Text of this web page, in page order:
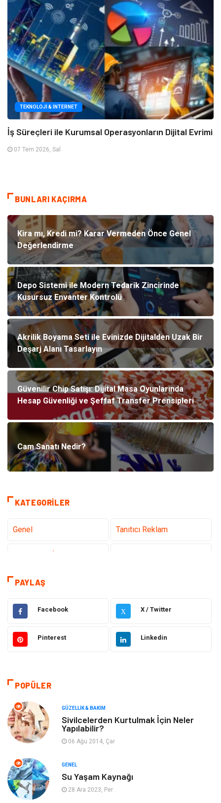
TEKNOLOJI & İNTERNET
İş Süreçleri ile Kurumsal Operasyonların Dijital Evrimi
07 Tem 2026, Sal
BUNLARI KAÇIRMA
Kira mı, Kredi mi? Karar Vermeden Önce Genel
Değerlendirme
Depo Sistemi ile Modern Tedarik Zincirinde
Kusursuz Envanter Kontrolü
Akrilik Boyama Seti ile Evinizde Dijitalden Uzak Bir
Deşarj Alanı Tasarlayın
Güvenilir Chip Satışı: Dijital Masa Oyunlarında
Hesap Güvenliği ve Şeffaf Transfer Prensipleri
Cam Sanatı Nedir?
KATEGORILER
Genel Tanıtıcı Reklam
Eğitim & Kariyer
Gündem Hukuk
Moda Sağlıklı Yaşam
Bilgisayar & Yazılım
Makine
Giyim
Yeme & İçme
Keyif & Hobi Organizasyon
PAYLAŞ
Facebook X X / Twitter
Pinterest Linkedin
POPÜLER
GÜZELLIK & BAKIM
Sivilcelerden Kurtulmak İçin Neler
Yapılabilir?
06 Ağu 2014, Çar
GENEL
Su Yaşam Kaynağı
28 Ara 2023, Per